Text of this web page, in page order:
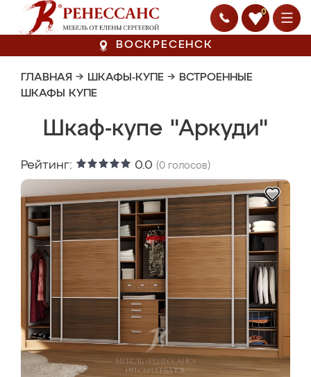
0
ВОСКРЕСЕНСК
ГЛАВНАЯ → ШКАФЫ-КУПЕ → ВСТРОЕННЫЕ
ШКАФЫ КУПЕ
Шкаф-купе "Аркуди"
Рейтинг: 0.0 (0 голосов)